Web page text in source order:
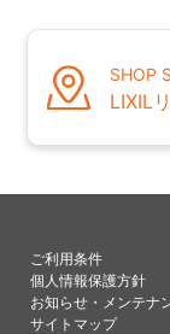
SHOP
LIXIL
ご利用条件
個人情報保護方針
お知らせ・メンテナ
サイトマップ